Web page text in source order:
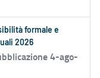
formale e
2026
4-ago-